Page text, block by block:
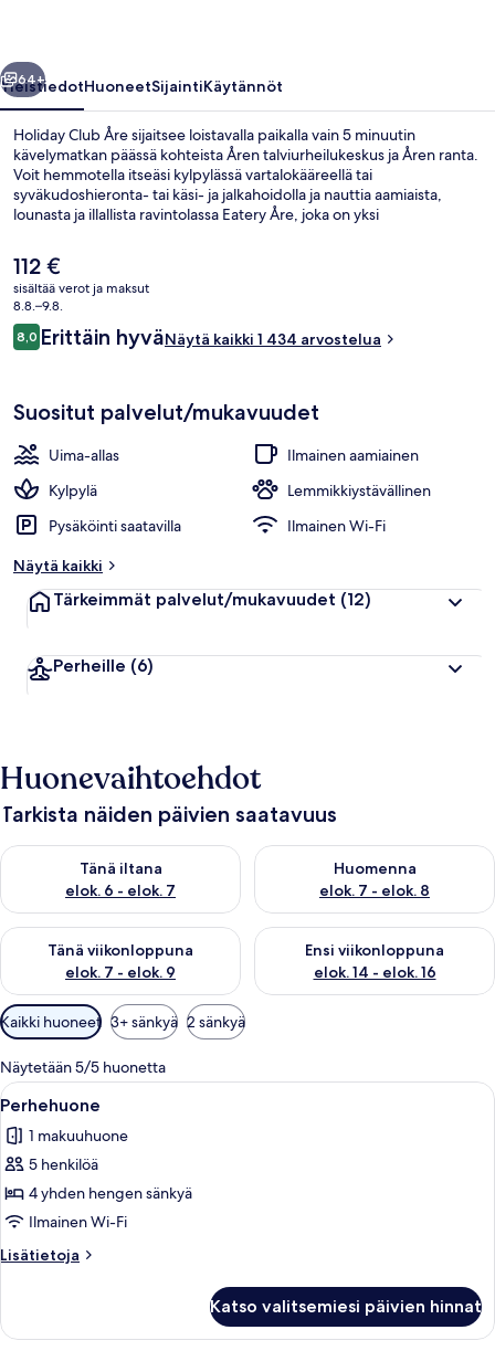
Seuraava
64+
YleistiedotHuoneetSijaintiKäytännöt
Holiday Club Åre sijaitsee loistavalla paikalla vain 5 minuutin
kävelymatkan päässä kohteista Åren talviurheilukeskus ja Åren ranta.
Voit hemmotella itseäsi kylpylässä vartalokääreellä tai
syväkudoshieronta- tai käsi- ja jalkahoidolla ja nauttia aamiaista,
lounasta ja illallista ravintolassa Eatery Åre, joka on yksi
kansainvälinen keittiö. Muihin majoituspaikan kohokohtiin kuuluvat 5
sisäuima-allasta, ulkouima-allas ja baari/aulabaari. Matkailijat
arvostavat suuresti majoituspaikan avuliasta henkilökuntaa.
Nykyinen
hinta
on
112 €
112 €
sisältää verot ja maksut
8.8.–9.8.
Arvostelut
8,08,0 kautta 10.
Erittäin hyväNäytä kaikki 1 434 arvostelua
Suositut palvelut/mukavuudet
Uima-allas
Ilmainen aamiainen
Kylpylä
Lemmikkiystävällinen
Pysäköinti saatavilla
Ilmainen Wi-Fi
Näytä kaikki
Tärkeimmät palvelut/mukavuudet (12)
Perheille (6)
Huonevaihtoehdot
Tarkista näiden päivien saatavuus
Tänä iltana
elok. 6 - elok. 7
Tarkista tämän illan saatavuus elok. 6 - elok. 7
Huomenna
elok. 7 - elok. 8
Tarkista huomisen saatavuus
Tänä viikonloppuna
elok. 7 - elok. 9
Tarkista tämän viikonlopun saatavuus elok. 7 - elok. 9
Ensi viikonloppuna
elok. 14 - elok. 16
Tarkista ensi viikonlopun
Huoneille
saatavilla
olevia
suodattimia
Kaikki huoneet 3+ sänkyä 2 sänkyä
Näytetään 5/5 huonetta
Avaa
kaikki
huonetyypin
Perhehuone
kuvat
Hotellihuoneessa on puupanelilla
2
Perhehuone
1 makuuhuone
5 henkilöä
4 yhden hengen sänkyä
Ilmainen Wi-Fi
Lisätietoja
Lisätietoja
Katso valitsemiesi päivien hinnat